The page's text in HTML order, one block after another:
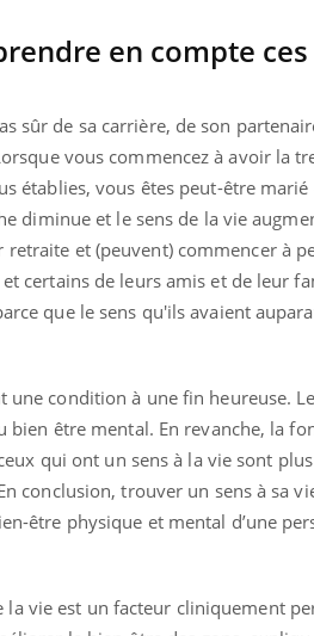
en compte
sûr de sa carrière, de son
vous commencez à avoir la
établies, vous êtes peut-être marié
diminue et le sens de la vie
et (peuvent) commencer à
certains de leurs amis et de leur
que le sens qu'ils avaient
condition à une fin heureuse.
bien être mental. En revanche, la
qui ont un sens à la vie sont
conclusion, trouver un sens à sa
être physique et mental d’une
la vie est un facteur cliniquement
Youtube
pour de
de
questions, de
Youtube
Un « jumeau
faciliter l’accès à
préventive
Un établissement
mutualiste innove
santé : l'utilisation
numérique »